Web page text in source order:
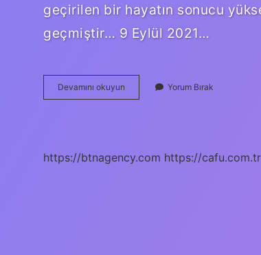
geçirilen bir hayatın sonucu
geçmiştir… 9 Eylül 2021…
Devamını okuyun Beyhude
Ne
Yorum Bırak
https://btnagency.com https://cafu.com.tr